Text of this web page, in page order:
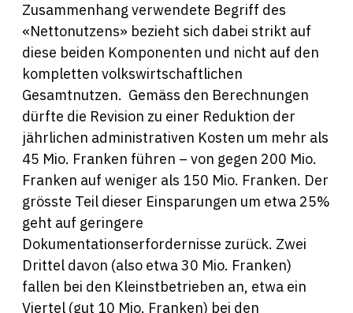
Zusammenhang verwendete Begriff des
«Nettonutzens» bezieht sich dabei strikt auf
diese beiden Komponenten und nicht auf den
kompletten volkswirtschaftlichen
Gesamtnutzen. Gemäss den Berechnungen
dürfte die Revision zu einer Reduktion der
jährlichen administrativen Kosten um mehr als
45 Mio. Franken führen – von gegen 200 Mio.
Franken auf weniger als 150 Mio. Franken. Der
grösste Teil dieser Einsparungen um etwa 25%
geht auf geringere
Dokumentationserfordernisse zurück. Zwei
Drittel davon (also etwa 30 Mio. Franken)
fallen bei den Kleinstbetrieben an, etwa ein
Viertel (gut 10 Mio. Franken) bei den